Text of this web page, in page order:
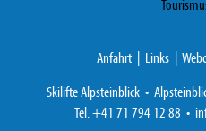
Anfahrt | Links |
Skilifte Alpsteinblick •
Tel. +41 71 794 12 88 •